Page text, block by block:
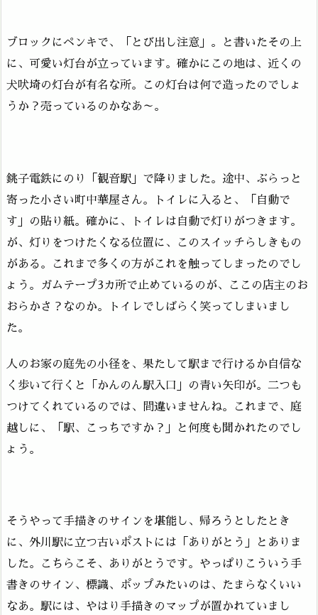
ブロックにペンキで、「とび出し注意」。と書いたその上
に、可愛い灯台が立っています。確かにこの地は、近くの
犬吠埼の灯台が有名な所。この灯台は何で造ったのでしょ
うか？売っているのかなあ～。
銚子電鉄にのり「観音駅」で降りました。途中、ぶらっと
寄った小さい町中華屋さん。トイレに入ると、「自動で
す」の貼り紙。確かに、トイレは自動で灯りがつきます。
が、灯りをつけたくなる位置に、このスイッチらしきもの
がある。これまで多くの方がこれを触ってしまったのでし
ょう。ガムテープ3カ所で止めているのが、ここの店主のお
おらかさ？なのか。トイレでしばらく笑ってしまいまし
た。
人のお家の庭先の小径を、果たして駅まで行けるか自信な
く歩いて行くと「かんのん駅入口」の青い矢印が。二つも
つけてくれているのでは、間違いませんね。これまで、庭
越しに、「駅、こっちですか？」と何度も聞かれたのでし
ょう。
そうやって手描きのサインを堪能し、帰ろうとしたとき
に、外川駅に立つ古いポストには「ありがとう」とありま
した。こちらこそ、ありがとうです。やっぱりこういう手
書きのサイン、標識、ポップみたいのは、たまらなくいい
なあ。駅には、やはり手描きのマップが置かれていまし